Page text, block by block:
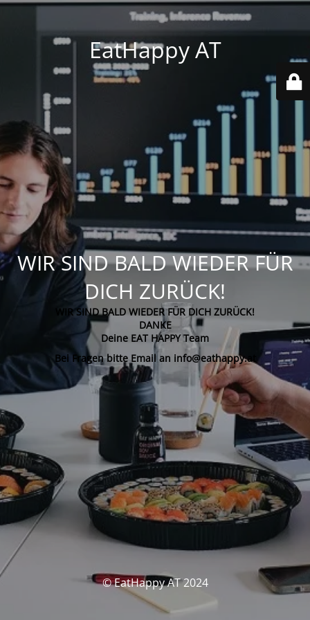
EatHappy AT
WIR SIND BALD WIEDER FÜR
DICH ZURÜCK!
WIR SIND BALD WIEDER FÜR DICH ZURÜCK!
DANKE
Deine EAT HAPPY Team
Bei Fragen bitte Email an info@eathappy.at
© EatHappy AT 2024